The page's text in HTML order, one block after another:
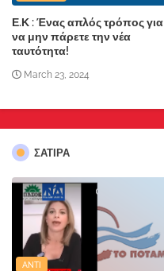
Ε.Κ : Ένας απλός τρόπος για
να μην πάρετε την νέα
ταυτότητα!
March 23, 2024
ΣΑΤΙΡΑ
ANTI